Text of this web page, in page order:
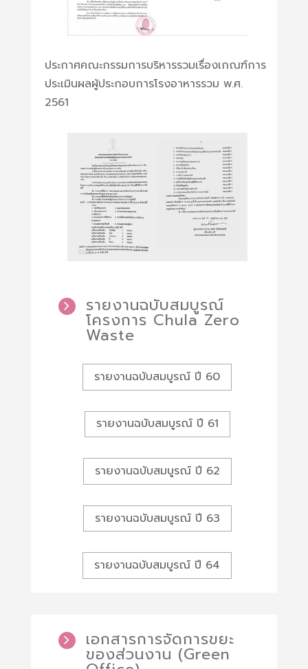
ประกาศคณะกรรมการบริหารรวมเรื่องเกณฑ์การ
ประเมินผลผู้ประกอบการโรงอาหารรวม พ.ศ.
2561
รายงานฉบับสมบูรณ์
โครงการ Chula Zero
Waste
รายงานฉบับสมบูรณ์ ปี 60
รายงานฉบับสมบูรณ์ ปี 61
รายงานฉบับสมบูรณ์ ปี 62
รายงานฉบับสมบูรณ์ ปี 63
รายงานฉบับสมบูรณ์ ปี 64
เอกสารการจัดการขยะ
ของส่วนงาน (Green